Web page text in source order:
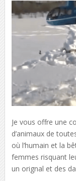
Je vous offre une
d’animaux de
où l’humain et la
femmes risquant
un orignal et des